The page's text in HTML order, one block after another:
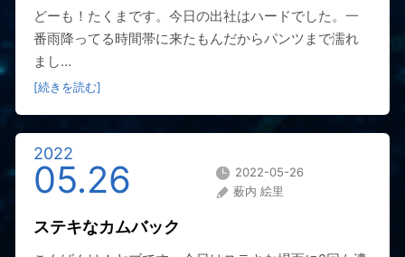
どーも！たくまです。今日の出社はハードでした。一
番雨降ってる時間帯に来たもんだからパンツまで濡れ
まし...
[続きを読む]
2022
05.26
2022-05-26
薮内 絵里
ステキなカムバック